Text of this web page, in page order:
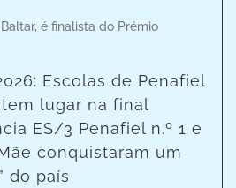
é finalista do Prémio
Escolas de Penafiel
lugar na final
ES/3 Penafiel n.º 1 e
conquistaram um
do país